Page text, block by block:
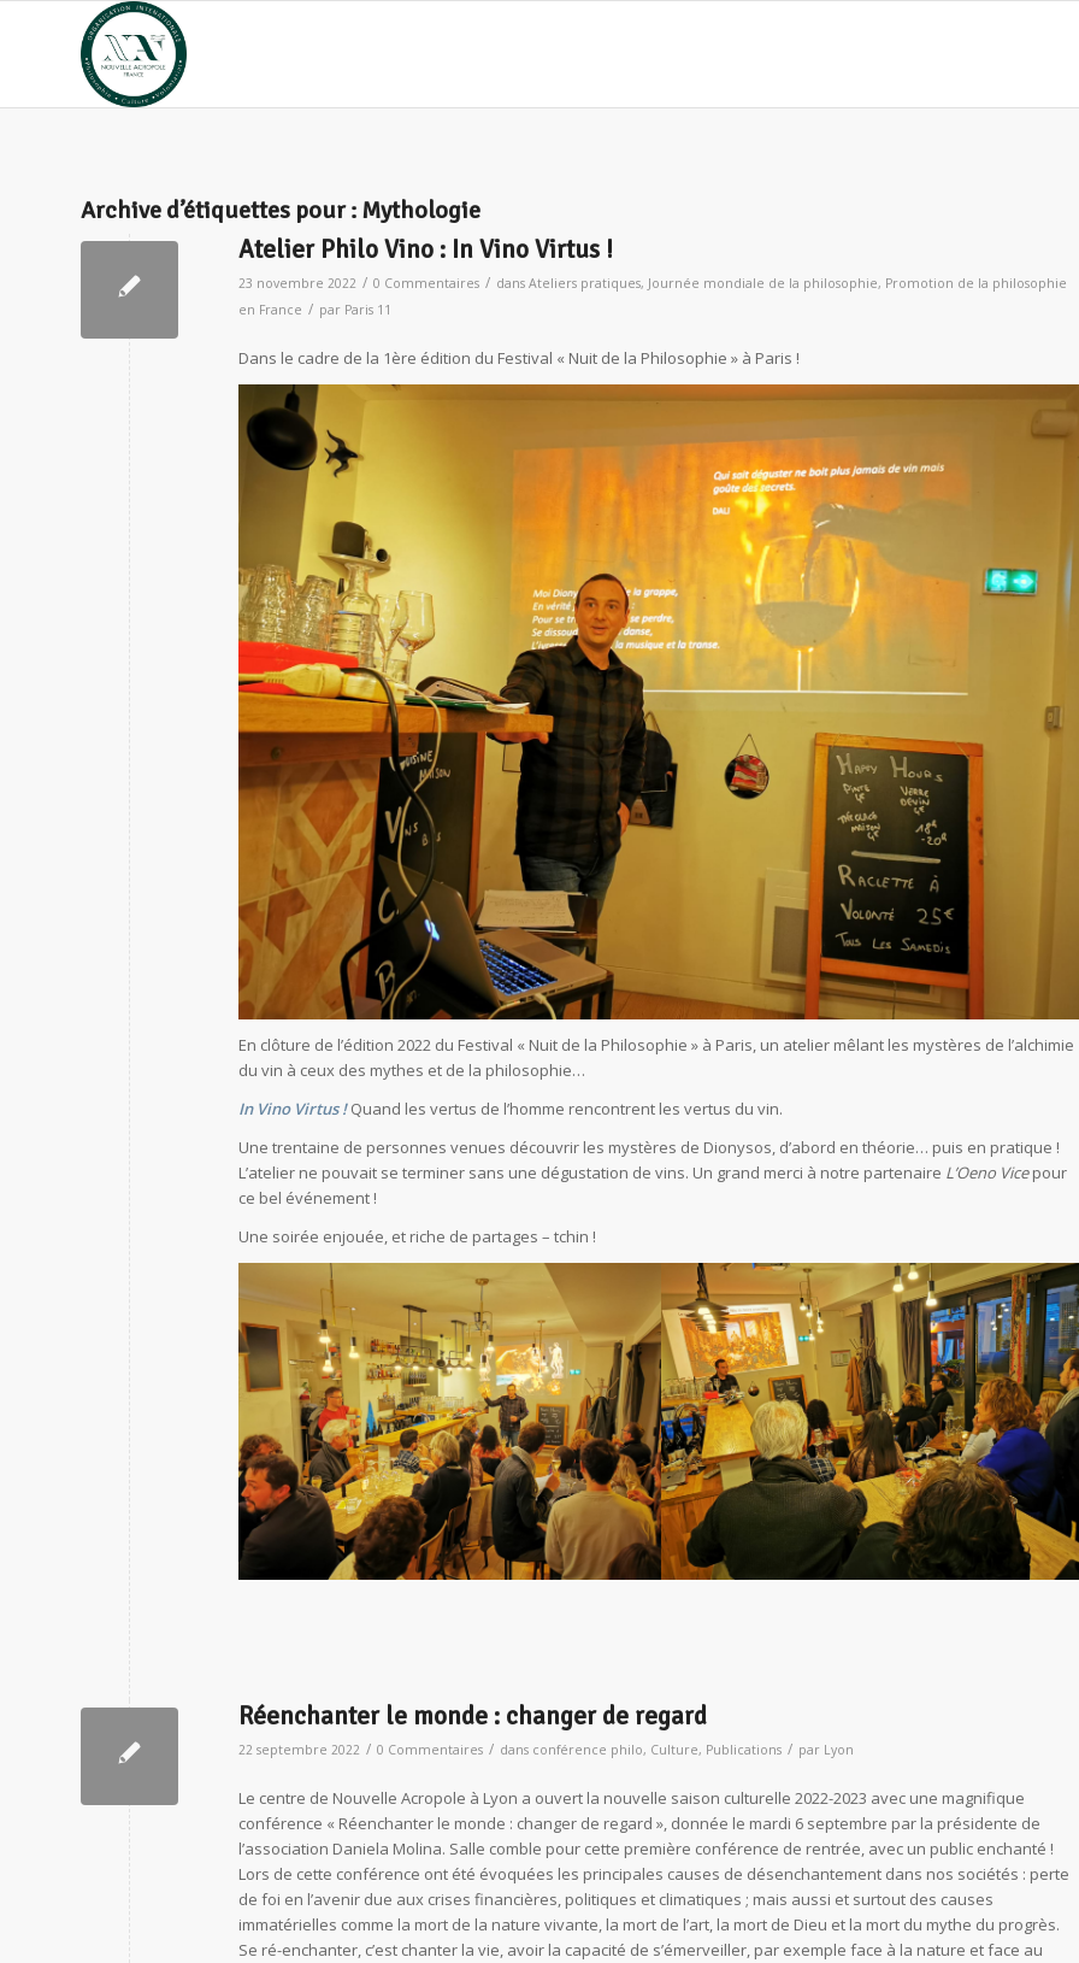
Archive d’étiquettes pour : Mythologie
Atelier Philo Vino : In Vino Virtus !
23 novembre 2022 / 0 Commentaires / dans Ateliers pratiques, Journée mondiale de la philosophie, Promotion de la philosophie
en France / par Paris 11
Dans le cadre de la 1ère édition du Festival « Nuit de la Philosophie » à Paris !
En clôture de l’édition 2022 du Festival « Nuit de la Philosophie » à Paris, un atelier mêlant les mystères de l’alchimie
du vin à ceux des mythes et de la philosophie…
In Vino Virtus !Quand les vertus de l’homme rencontrent les vertus du vin.
Une trentaine de personnes venues découvrir les mystères de Dionysos, d’abord en théorie… puis en pratique !
L’atelier ne pouvait se terminer sans une dégustation de vins. Un grand merci à notre partenaire L’Oeno Vicepour
ce bel événement !
Une soirée enjouée, et riche de partages – tchin !
Réenchanter le monde : changer de regard
22 septembre 2022 / 0 Commentaires / dans conférence philo, Culture, Publications / par Lyon
Le centre de Nouvelle Acropole à Lyon a ouvert la nouvelle saison culturelle 2022-2023 avec une magnifique
conférence « Réenchanter le monde : changer de regard », donnée le mardi 6 septembre par la présidente de
l’association Daniela Molina. Salle comble pour cette première conférence de rentrée, avec un public enchanté !
Lors de cette conférence ont été évoquées les principales causes de désenchantement dans nos sociétés : perte
de foi en l’avenir due aux crises financières, politiques et climatiques ; mais aussi et surtout des causes
immatérielles comme la mort de la nature vivante, la mort de l’art, la mort de Dieu et la mort du mythe du progrès.
Se ré-enchanter, c’est chanter la vie, avoir la capacité de s’émerveiller, par exemple face à la nature et face au